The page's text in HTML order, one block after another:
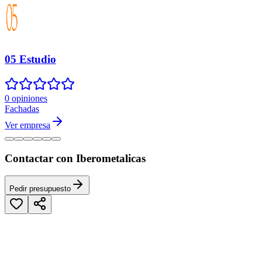
05 Estudio
0 opiniones
Fachadas
Ver empresa
Contactar con Iberometalicas
Pedir presupuesto